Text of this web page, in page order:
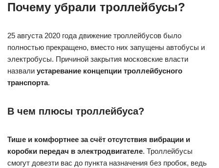
Почему убрали троллейбусы?
25 августа 2020 года движение троллейбусов было
полностью прекращено, вместо них запущены автобусы и
электробусы. Причиной закрытия московские власти
назвали устаревание концепции троллейбусного
транспорта.
В чем плюсы троллейбуса?
Тише и комфортнее за счёт отсутствия вибрации и
коробки передач в электродвигателе. Троллейбусы
смогут довезти вас до пункта назначения без пробок, ведь